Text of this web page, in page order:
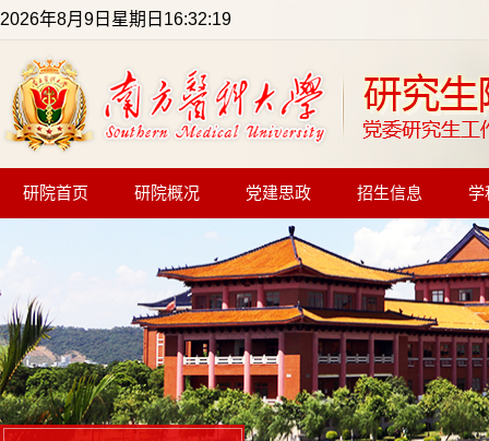
2026年8月9日星期日16:32:19
研院首页 研院概况 党建思政 招生信息 学